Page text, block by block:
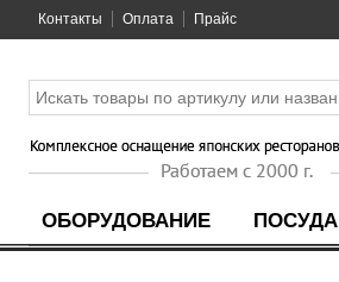
Контакты Оплата Прайс
ОБОРУДОВАНИЕ ПОСУДА